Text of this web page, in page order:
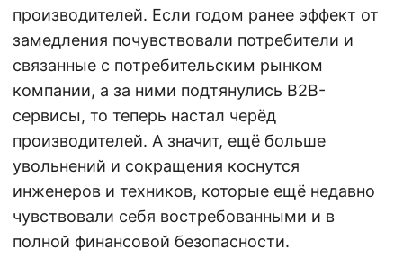
производителей. Если годом ранее эффект от
замедления почувствовали потребители и
связанные с потребительским рынком
компании, а за ними подтянулись B2B-
сервисы, то теперь настал черёд
производителей. А значит, ещё больше
увольнений и сокращения коснутся
инженеров и техников, которые ещё недавно
чувствовали себя востребованными и в
полной финансовой безопасности.